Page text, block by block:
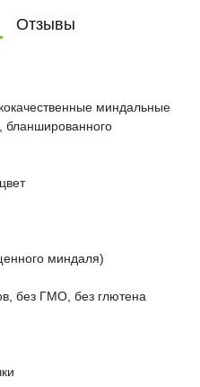
Отзывы
миндальные
бланшированного
миндаля)
без ГМО, без глютена